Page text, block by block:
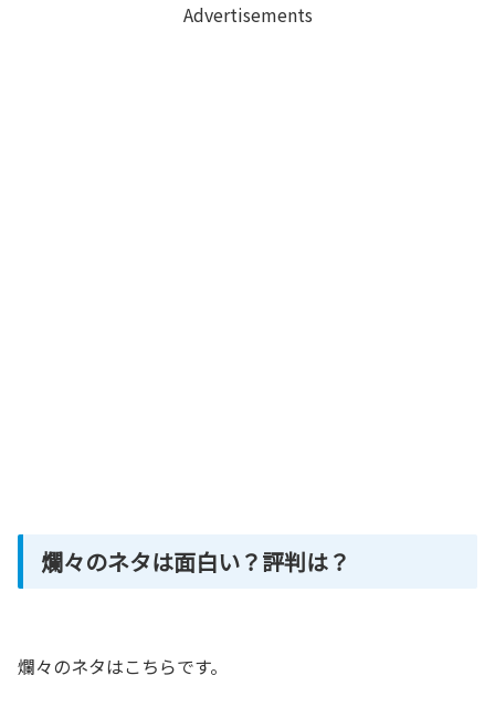
Advertisements
爛々のネタは面白い？評判は？
爛々のネタはこちらです。